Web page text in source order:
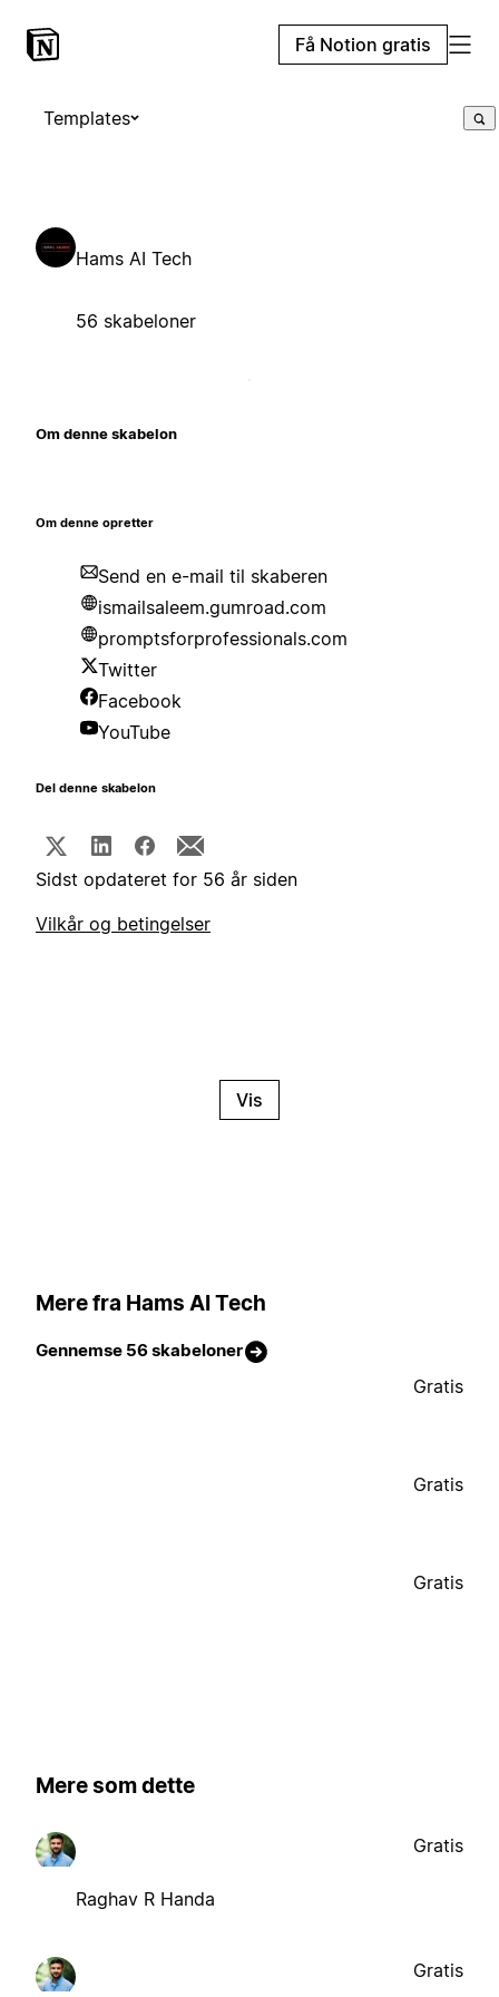
Få Notion gratis
Templates
Hams AI Tech
56 skabeloner
Om denne skabelon
Om denne opretter
Send en e-mail til skaberen
ismailsaleem.gumroad.com
promptsforprofessionals.com
Twitter
Facebook
YouTube
Del denne skabelon
Sidst opdateret for 56 år siden
Vilkår og betingelser
Vis
Mere fra Hams AI Tech
Gennemse 56 skabeloner
Gratis
Gratis
Gratis
Mere som dette
Raghav R Handa
Gratis
Gratis